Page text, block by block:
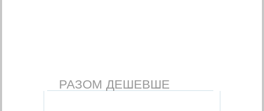
РАЗОМ ДЕШЕВШЕ